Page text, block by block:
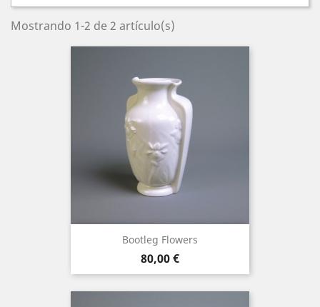
Mostrando 1-2 de 2 artículo(s)
Bootleg Flowers
Precio
80,00 €